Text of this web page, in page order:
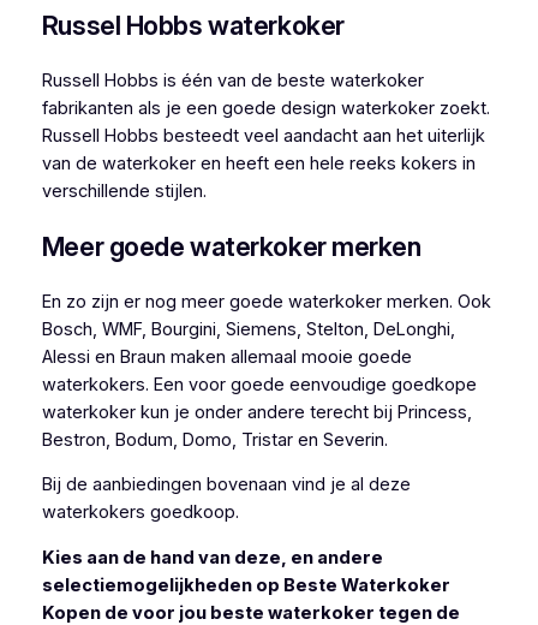
Russel Hobbs waterkoker
Russell Hobbs is één van de beste waterkoker
fabrikanten als je een goede design waterkoker zoekt.
Russell Hobbs besteedt veel aandacht aan het uiterlijk
van de waterkoker en heeft een hele reeks kokers in
verschillende stijlen.
Meer goede waterkoker merken
En zo zijn er nog meer goede waterkoker merken. Ook
Bosch, WMF, Bourgini, Siemens, Stelton, DeLonghi,
Alessi en Braun maken allemaal mooie goede
waterkokers. Een voor goede eenvoudige goedkope
waterkoker kun je onder andere terecht bij Princess,
Bestron, Bodum, Domo, Tristar en Severin.
Bij de aanbiedingen bovenaan vind je al deze
waterkokers goedkoop.
Kies aan de hand van deze, en andere
selectiemogelijkheden op Beste Waterkoker
Kopen de voor jou beste waterkoker tegen de